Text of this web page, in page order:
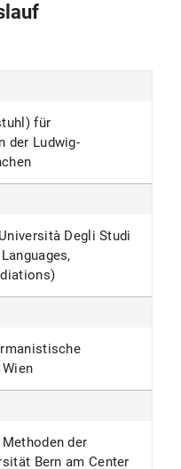
für
der Ludwig-
Degli Studi
der
Bern am Center